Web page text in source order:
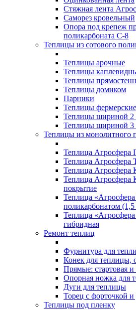
Стяжная лента
Саморез кровельный
Опора под крепеж
поликарбоната С-8
Теплицы из сотового
Теплицы арочные
Теплицы
Теплицы
Теплицы домиком
Парники
Теплицы фермерские
Теплицы шириной 2
Теплицы шириной 3
Теплицы из монолитного
Теплица
Теплица
Теплица
Теплица Агросфера
покрытие
Теплица
поликарбонатом
Теплица
гибридная
Ремонт теплиц
Фурнитура для
Конек для теплицы,
Прямые: стартовая
Опорная ножка для
Дуги для теплицы
Торец с форточкой
Теплицы под пленку